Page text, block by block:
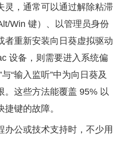
灵，通常可以通过解除粘滞
Win 键）、以管理员身份
者重新安装向日葵虚拟驱动
设备，则需要进入系统偏
“输入监听”中为向日葵及
。这些方法能覆盖 95% 以
键的故障。
办公或技术支持时，不少用